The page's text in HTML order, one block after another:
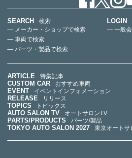
SEARCH
検索
— メーカー・ショップで検索
— 車両で検索
— パーツ・製品で検索
LOGIN
— 一般
ARTICLE 特集記事
CUSTOM CAR おすすめ車両
EVENT イベントインフォメーション
RELEASE リリース
TOPICS トピックス
AUTO SALON TV オートサロンTV
PARTS/PRODUCTS パーツ/製品
TOKYO AUTO SALON 2027 東京オートサ